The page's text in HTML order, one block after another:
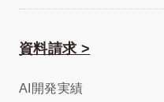
資料請求 >
AI開発実績